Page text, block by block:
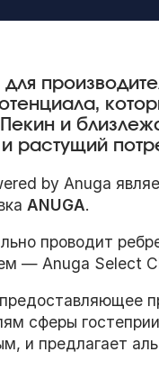
и
растущий
by Anuga
ANUGA.
проводит
— Anuga Select
сферы
и предлагает